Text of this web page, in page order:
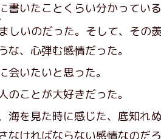
書いたことくらい分かってい
ましいのだった。そして、その
な、心弾む感情だった。
いたいと思った。
ことが大好きだった。
海を見た時に感じた、底知れ
なければならない感情なのだ